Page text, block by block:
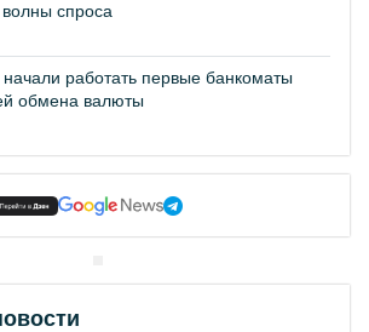
спроса
начали работать первые банкоматы
обмена валюты